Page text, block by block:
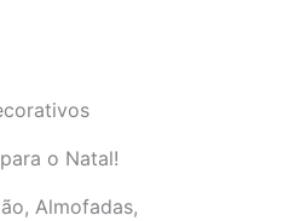
o Natal!
Almofadas,